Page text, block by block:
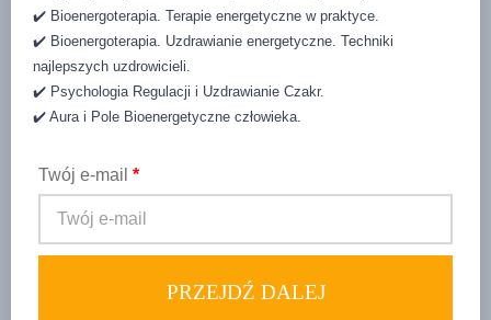
✔️ Bioenergoterapia. Terapie energetyczne w praktyce.
✔️ Bioenergoterapia. Uzdrawianie energetyczne. Techniki
najlepszych uzdrowicieli.
✔️ Psychologia Regulacji i Uzdrawianie Czakr.
✔️ Aura i Pole Bioenergetyczne człowieka.
Twój e-mail *
PRZEJDŹ DALEJ